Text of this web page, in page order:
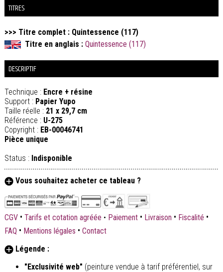
TITRES
>>> Titre complet : Quintessence (117)
Titre en anglais : Quintessence (117)
DESCRIPTIF
Technique : Encre + résine
Support : Papier Yupo
Taille réelle : 21 x 29,7 cm
Référence : U-275
Copyright : EB-00046741
Pièce unique
Status : Indisponible
Vous souhaitez acheter ce tableau ?
CGV • Tarifs et cotation agréée • Paiement • Livraison • Fiscalité •
FAQ • Mentions légales • Contact
Légende :
"Exclusivité web" (peinture vendue à tarif préférentiel, sur